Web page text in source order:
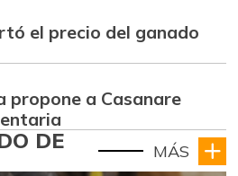
el precio del ganado
propone a Casanare
DE MÁS